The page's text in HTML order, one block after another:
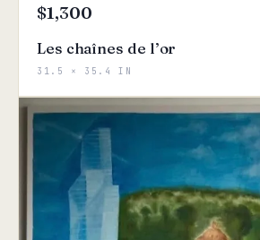
$1,300
Les chaînes de l’or
31.5 × 35.4 IN